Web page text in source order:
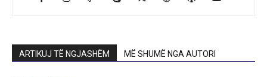
ARTIKUJ TË NGJASHËM MË SHUMË NGA AUTORI